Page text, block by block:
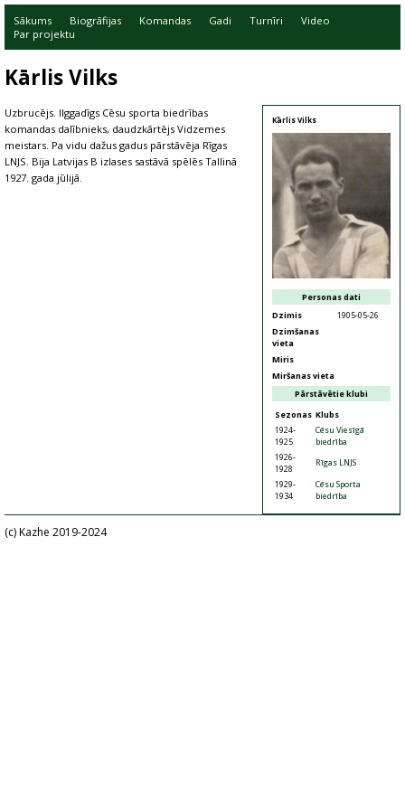
Sākums Biogrāfijas Komandas Gadi Turnīri
Video
Par projektu
Kārlis Vilks
Kārlis Vilks
Personas dati
Dzimis
1905-05-26
Dzimšanas
vieta
Miris
Miršanas vieta
Pārstāvētie klubi
Sezonas Klubs
1924-
1925
Cēsu Viesīgā
biedrība
1926-
1928
Rīgas LNJS
1929-
1934
Cēsu Sporta
biedrība
Uzbrucējs. Ilggadīgs Cēsu sporta biedrības
komandas dalībnieks, daudzkārtējs Vidzemes
meistars. Pa vidu dažus gadus pārstāvēja Rīgas
LNJS. Bija Latvijas B izlases sastāvā spēlēs Tallinā
1927. gada jūlijā.
(c) Kazhe 2019-2024